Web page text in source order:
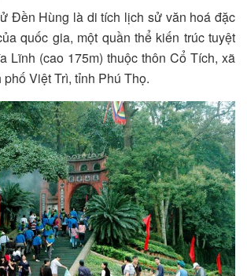
Đền Hùng là di tích lịch sử văn hoá đặc
quốc gia, một quần thể kiến trúc tuyệt
Lĩnh (cao 175m) thuộc thôn Cổ Tích, xã
Việt Trì, tỉnh Phú Thọ.